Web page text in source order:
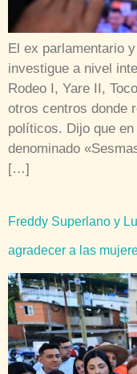
El ex parlamentario
investigue a nivel
Rodeo I, Yare II,
otros centros donde
políticos. Dijo que
denominado
[…]
Freddy Superlano y
agradecer a las